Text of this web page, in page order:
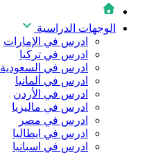
الوجهات الدراسية
ادرس في الإمارات
ادرس في تركيا
ادرس في السعودية
ادرس في ألمانيا
ادرس في الأردن
ادرس في ماليزيا
ادرس في مصر
ادرس في ايطاليا
ادرس في اسبانيا